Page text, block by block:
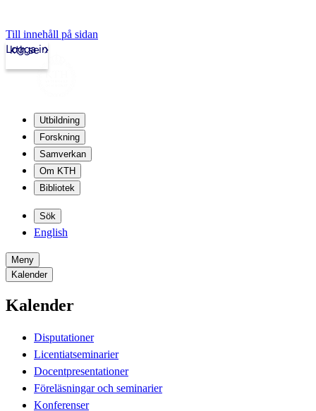
Till innehåll på sidan
kth.se
Logga in
Utbildning
Forskning
Samverkan
Om KTH
Bibliotek
Sök
English
Meny
Kalender
Kalender
Disputationer
Licentiatseminarier
Docentpresentationer
Föreläsningar och seminarier
Konferenser